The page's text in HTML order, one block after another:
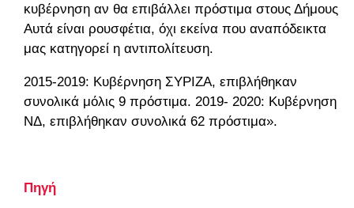
κυβέρνηση αν θα επιβάλλει πρόστιμα στους Δήμους;
Αυτά είναι ρουσφέτια, όχι εκείνα που αναπόδεικτα
μας κατηγορεί η αντιπολίτευση.
2015-2019: Κυβέρνηση ΣΥΡΙΖΑ, επιβλήθηκαν
συνολικά μόλις 9 πρόστιμα. 2019- 2020: Κυβέρνηση
ΝΔ, επιβλήθηκαν συνολικά 62 πρόστιμα».
Πηγή